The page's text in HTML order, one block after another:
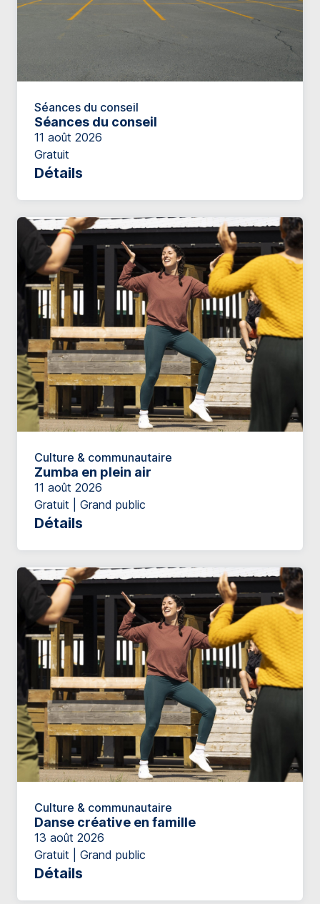
Séances du conseil
Séances du conseil
11 août 2026
Gratuit
Détails
Culture & communautaire
Zumba en plein air
11 août 2026
Gratuit | Grand public
Détails
Culture & communautaire
Danse créative en famille
13 août 2026
Gratuit | Grand public
Détails